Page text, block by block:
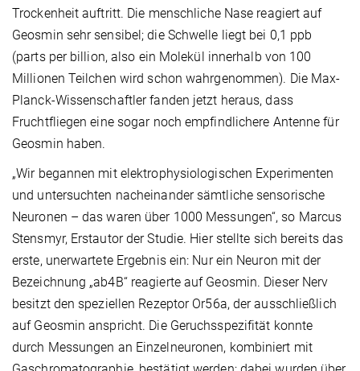
Trockenheit auftritt. Die menschliche Nase reagiert auf
Geosmin sehr sensibel; die Schwelle liegt bei 0,1 ppb
(parts per billion, also ein Molekül innerhalb von 100
Millionen Teilchen wird schon wahrgenommen). Die Max-
Planck-Wissenschaftler fanden jetzt heraus, dass
Fruchtfliegen eine sogar noch empfindlichere Antenne für
Geosmin haben.
„Wir begannen mit elektrophysiologischen Experimenten
und untersuchten nacheinander sämtliche sensorische
Neuronen – das waren über 1000 Messungen“, so Marcus
Stensmyr, Erstautor der Studie. Hier stellte sich bereits das
erste, unerwartete Ergebnis ein: Nur ein Neuron mit der
Bezeichnung „ab4B“ reagierte auf Geosmin. Dieser Nerv
besitzt den speziellen Rezeptor Or56a, der ausschließlich
auf Geosmin anspricht. Die Geruchsspezifität konnte
durch Messungen an Einzelneuronen, kombiniert mit